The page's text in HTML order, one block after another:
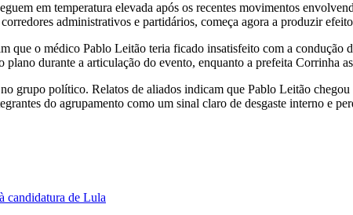
em temperatura elevada após os recentes movimentos
administrativos e partidários, começa agora a produzir
que o médico Pablo Leitão teria ficado insatisfeito com a condução
plano durante a articulação do evento, enquanto a prefeita
grupo político. Relatos de aliados indicam que Pablo Leitão
do agrupamento como um sinal claro de desgaste interno e
candidatura de Lula